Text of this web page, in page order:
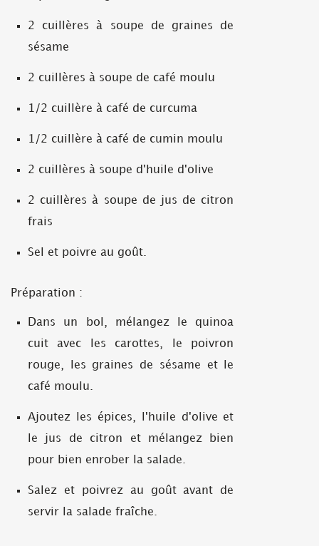
2 cuillères à soupe de graines de
sésame
2 cuillères à soupe de café moulu
1/2 cuillère à café de curcuma
1/2 cuillère à café de cumin moulu
2 cuillères à soupe d'huile d'olive
2 cuillères à soupe de jus de citron
frais
Sel et poivre au goût.
Préparation :
Dans un bol, mélangez le quinoa
cuit avec les carottes, le poivron
rouge, les graines de sésame et le
café moulu.
Ajoutez les épices, l'huile d'olive et
le jus de citron et mélangez bien
pour bien enrober la salade.
Salez et poivrez au goût avant de
servir la salade fraîche.